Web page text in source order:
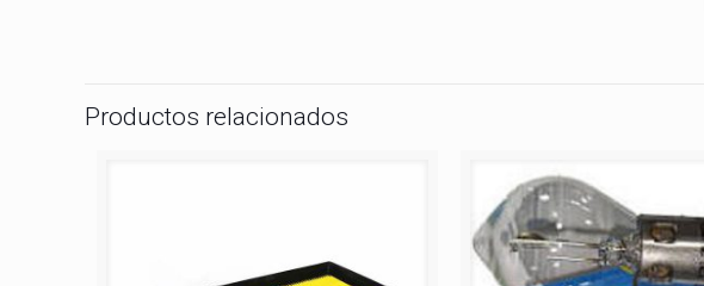
Productos relacionados